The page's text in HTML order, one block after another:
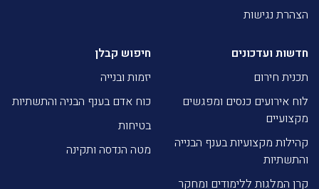
הצהרת נגישות
חדשות ועדכונים
תכנית חירום
לוח אירועים כנסים ומפגשים
מקצועיים
קהילות מקצועיות בענף הבנייה
והתשתיות
קרן המלגות ללימודים ומחקר
חיפוש קבלן
יזמות ובנייה
כוח אדם בענף הבניה והתשתיות
בטיחות
מטה הנדסה ותקינה